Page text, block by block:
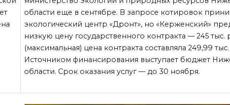
области еще в сентябре. В запросе котировок
экологический центр «Дронт», но «Керженский»
низкую цену государственного контракта — 245 тыс.
(максимальная) цена контракта составляла 249,99
Источником финансирования выступает бюджет
области. Срок оказания услуг — до 30 ноября.